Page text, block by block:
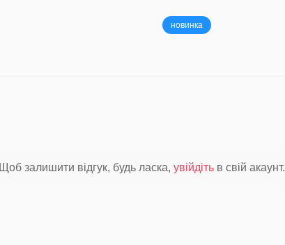
новинка
Щоб залишити відгук, будь ласка, увійдітьв свій акаунт.